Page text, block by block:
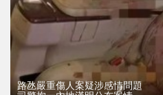
​路氹嚴重傷人案疑涉感情問題